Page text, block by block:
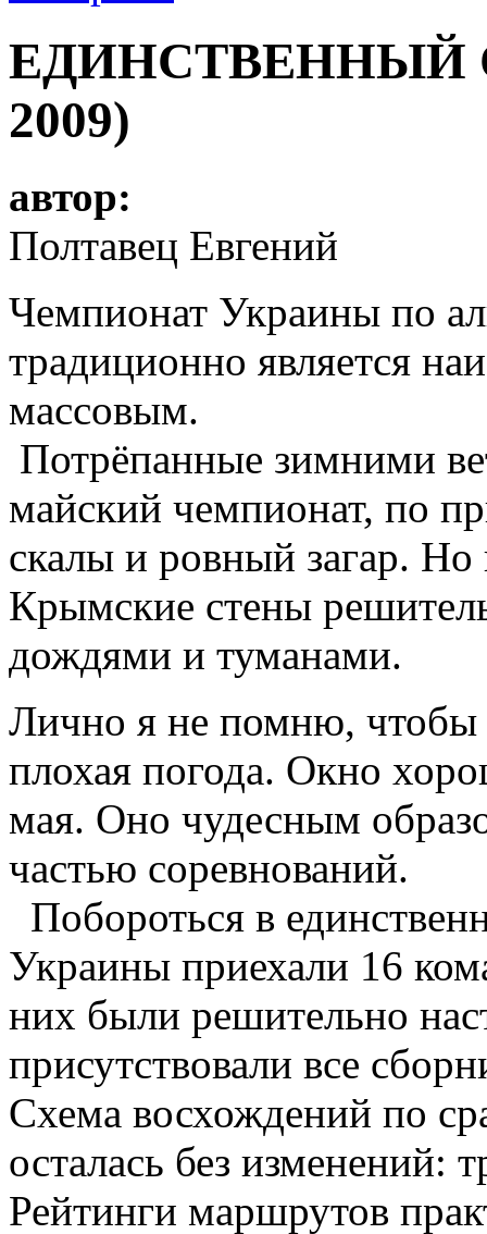
ЕДИНСТВЕННЫЙ
2009)
автор:
Полтавец Евгений
Чемпионат Украины по
традиционно является
массовым.
Потрёпанные зимними
майский чемпионат, по
скалы и ровный загар. Но
Крымские стены
дождями и туманами.
Лично я не помню, чтобы
плохая погода. Окно
мая. Оно чудесным
частью соревнований.
Побороться в
Украины приехали 16
них были решительно
присутствовали все
Схема восхождений по
осталась без изменений:
Рейтинги маршрутов